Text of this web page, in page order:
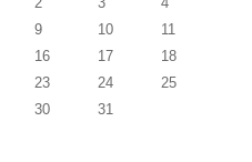
9 10
11
16 17
18
23 24
25
30 31